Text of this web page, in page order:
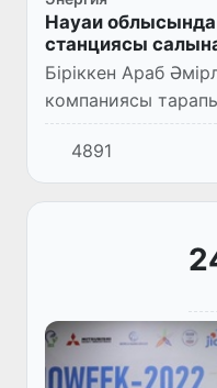
Науаи облысында
станциясы
Біріккен Араб
компаниясы
Тамды ауданында
электр станциясы
4891